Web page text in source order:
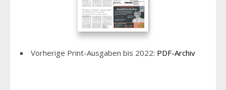
Vorherige Print-Ausgaben bis 2022: PDF-Archiv